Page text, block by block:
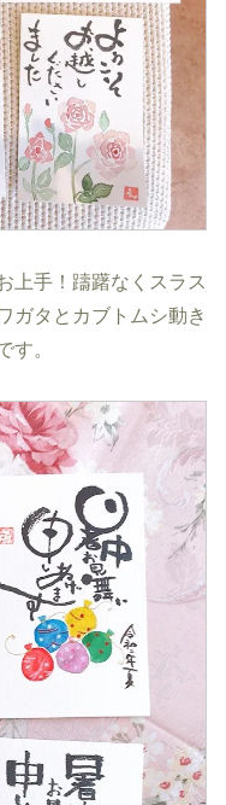
上手！躊躇なくスラス
ガタとカブトムシ動き
す。